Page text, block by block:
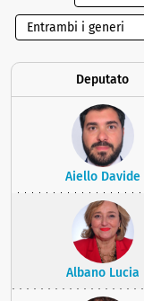
Deputato
Aiello Davide
Albano Lucia